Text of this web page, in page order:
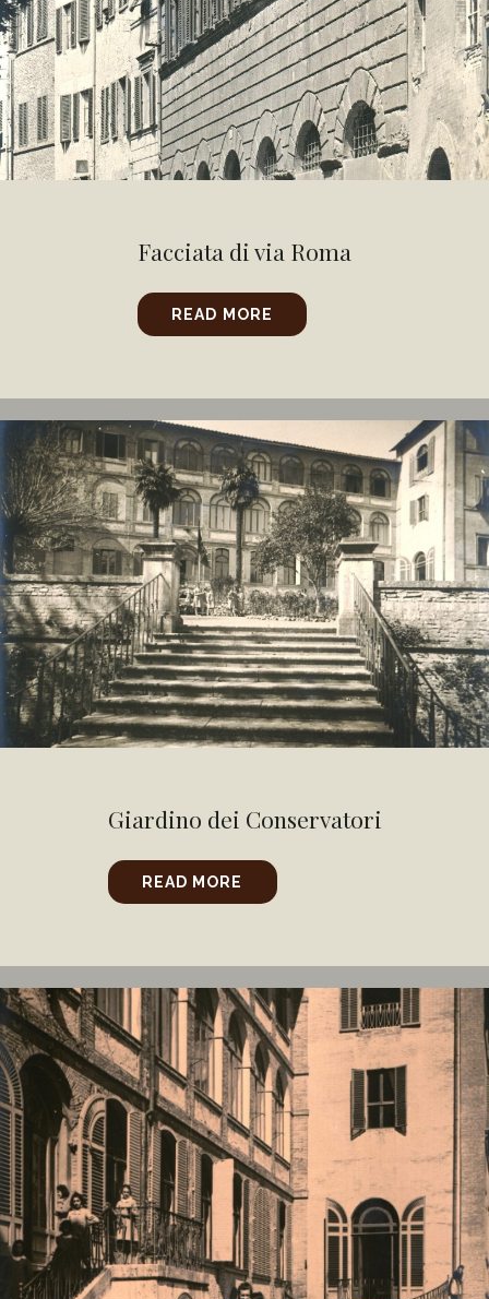
Facciata di via Roma
READ MORE
Giardino dei Conservatori
READ MORE